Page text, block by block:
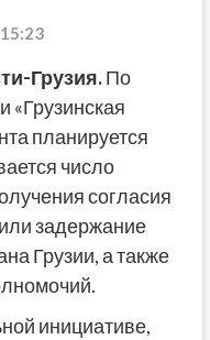
Грузия.По
«Грузинская
планируется
число
согласия
задержание
Грузии, а также
инициативе,